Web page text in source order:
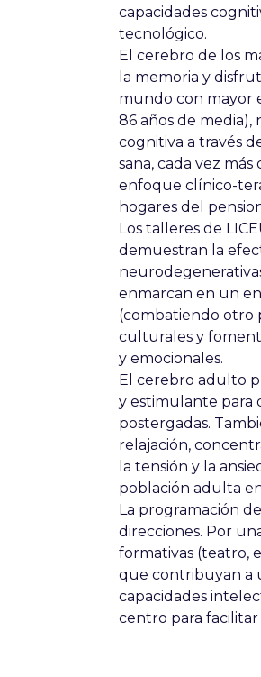
capacidades
tecnológico.
El cerebro de los
la memoria y
mundo con mayor
86 años de
cognitiva a través
sana, cada vez
enfoque clínico-
hogares del
Los talleres de
demuestran la
enmarcan en un
(combatiendo otro
culturales y
y emocionales.
El cerebro adulto
y estimulante para
postergadas.
relajación,
la tensión y la
población adulta
La programación
direcciones. Por
formativas (teatro,
que contribuyan a
capacidades
centro para